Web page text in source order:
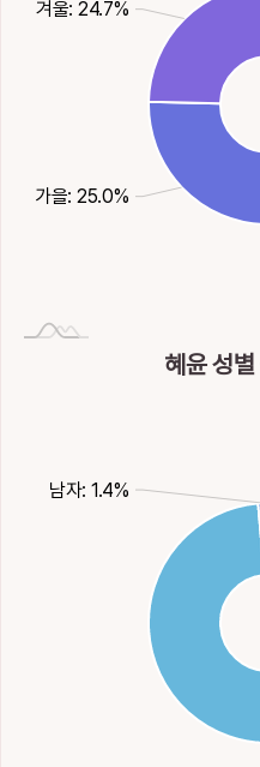
가을: 25.0%
겨울: 24.7%
혜윤 성
남자: 1.4%